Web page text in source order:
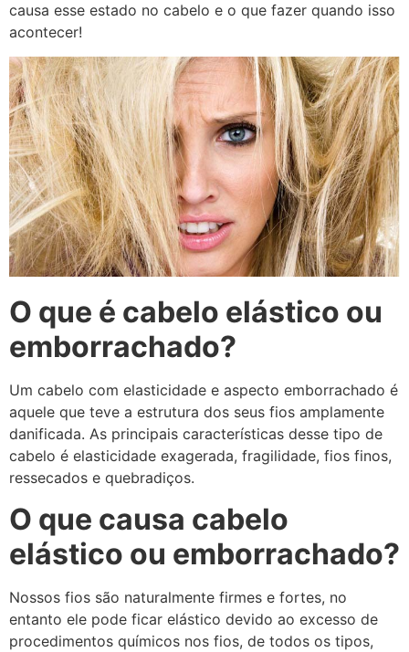
causa esse estado no cabelo e o que fazer quando isso
acontecer!
O que é cabelo elástico ou
emborrachado?
Um cabelo com elasticidade e aspecto emborrachado é
aquele que teve a estrutura dos seus fios amplamente
danificada. As principais características desse tipo de
cabelo é elasticidade exagerada, fragilidade, fios finos,
ressecados e quebradiços.
O que causa cabelo
elástico ou emborrachado?
Nossos fios são naturalmente firmes e fortes, no
entanto ele pode ficar elástico devido ao excesso de
procedimentos químicos nos fios, de todos os tipos,